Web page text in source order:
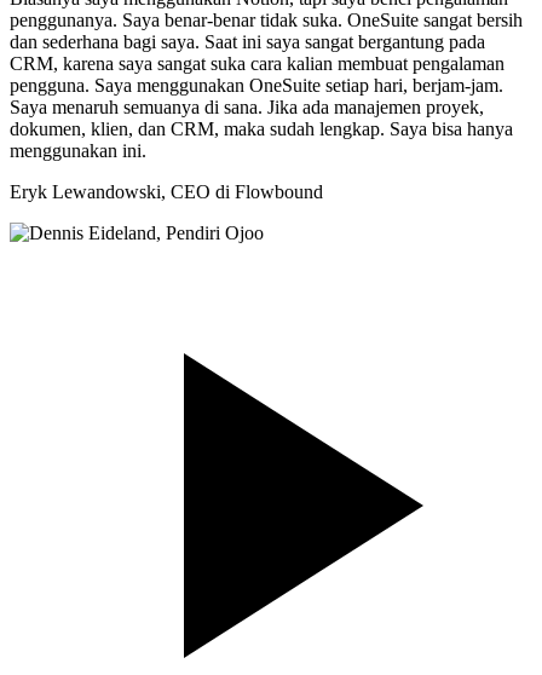
penggunanya. Saya benar-benar tidak suka. OneSuite sangat bersih
dan sederhana bagi saya. Saat ini saya sangat bergantung pada
CRM, karena saya sangat suka cara kalian membuat pengalaman
pengguna. Saya menggunakan OneSuite setiap hari, berjam-jam.
Saya menaruh semuanya di sana. Jika ada manajemen proyek,
dokumen, klien, dan CRM, maka sudah lengkap. Saya bisa hanya
menggunakan ini.
Eryk Lewandowski, CEO di Flowbound